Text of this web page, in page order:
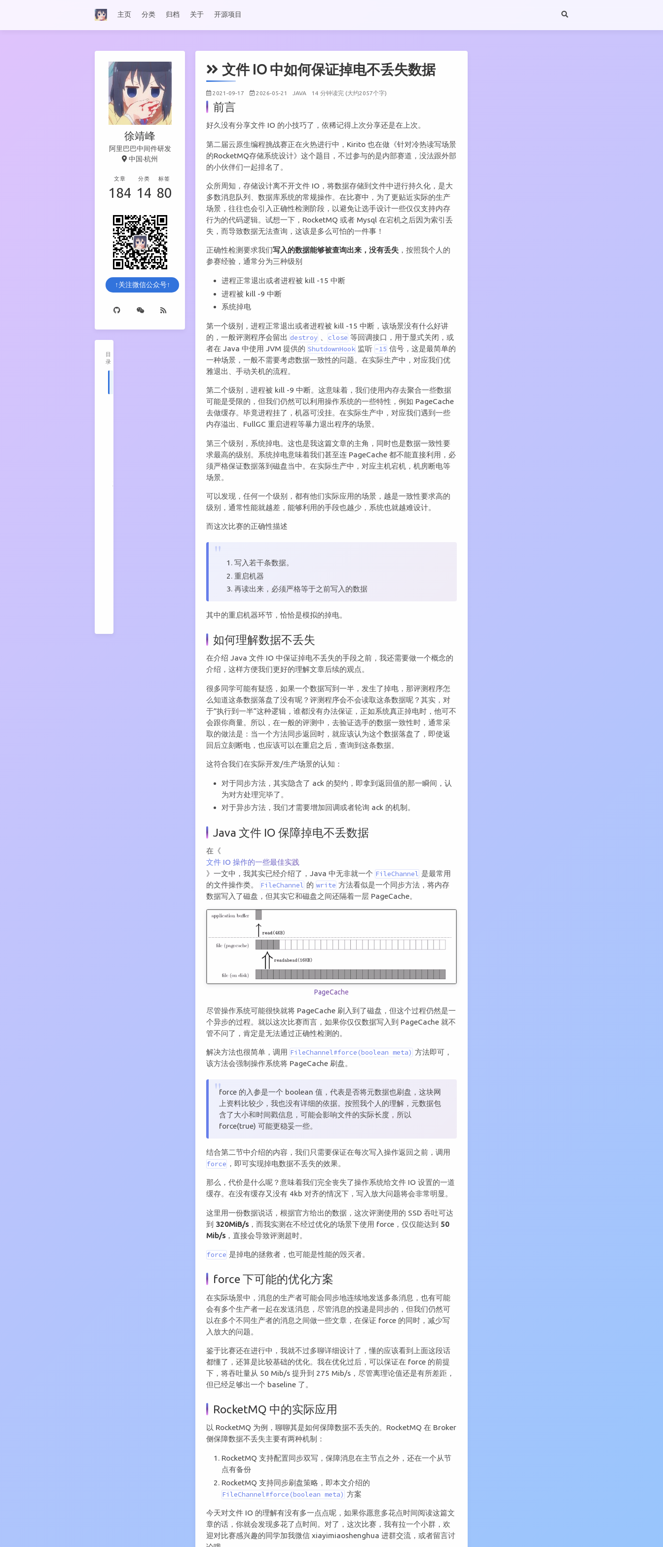
主页 分类 归档 关于 开源项目
文件 IO 中如何保证掉电不丢失数据
2021-09-17 2026-05-21 JAVA 14 分钟读完 (大约2057个字)
前言
好久没有分享文件 IO 的小技巧了，依稀记得上次分享还是在上次。
第二届云原生编程挑战赛正在火热进行中，Kirito 也在做《针对冷热读写场景
的RocketMQ存储系统设计》这个题目，不过参与的是内部赛道，没法跟外部
的小伙伴们一起排名了。
众所周知，存储设计离不开文件 IO，将数据存储到文件中进行持久化，是大
多数消息队列、数据库系统的常规操作。在比赛中，为了更贴近实际的生产
场景，往往也会引入正确性检测阶段，以避免让选手设计一些仅仅支持内存
行为的代码逻辑。试想一下，RocketMQ 或者 Mysql 在宕机之后因为索引丢
失，而导致数据无法查询，这该是多么可怕的一件事！
正确性检测要求我们写入的数据能够被查询出来，没有丢失 ，按照我个人的
参赛经验，通常分为三种级别
进程正常退出或者进程被 kill -15 中断
进程被 kill -9 中断
系统掉电
第一个级别，进程正常退出或者进程被 kill -15 中断，该场景没有什么好讲
的，一般评测程序会留出 destroy close 等回调接口，用于显式关闭，或
者在 Java 中使用 JVM 提供的 ShutdownHook 监听 -15 信号，这是最简单的
一种场景，一般不需要考虑数据一致性的问题。在实际生产中，对应我们优
雅退出、手动关机的流程。
第二个级别，进程被 kill -9 中断。这意味着，我们使用内存去聚合一些数据
可能是受限的，但我们仍然可以利用操作系统的一些特性，例如 PageCache
去做缓存。毕竟进程挂了，机器可没挂。在实际生产中，对应我们遇到一些
内存溢出、FullGC 重启进程等暴力退出程序的场景。
第三个级别，系统掉电。这也是我这篇文章的主角，同时也是数据一致性要
求最高的级别。系统掉电意味着我们甚至连 PageCache 都不能直接利用，必
须严格保证数据落到磁盘当中。在实际生产中，对应主机宕机，机房断电等
场景。
可以发现，任何一个级别，都有他们实际应用的场景，越是一致性要求高的
级别，通常性能就越差，能够利用的手段也越少，系统也就越难设计。
而这次比赛的正确性描述
写入若干条数据。
重启机器
再读出来，必须严格等于之前写入的数据
其中的重启机器环节，恰恰是模拟的掉电。
如何理解数据不丢失
在介绍 Java 文件 IO 中保证掉电不丢失的手段之前，我还需要做一个概念的
介绍，这样方便我们更好的理解文章后续的观点。
很多同学可能有疑惑，如果一个数据写到一半，发生了掉电，那评测程序怎
么知道这条数据落盘了没有呢？评测程序会不会读取这条数据呢？其实，对
于”执行到一半“这种逻辑，谁都没有办法保证，正如系统真正掉电时，他可不
会跟你商量。所以，在一般的评测中，去验证选手的数据一致性时，通常采
取的做法是：当一个方法同步返回时，就应该认为这个数据落盘了，即使返
回后立刻断电，也应该可以在重启之后，查询到这条数据。
这符合我们在实际开发/生产场景的认知：
对于同步方法，其实隐含了 ack 的契约，即拿到返回值的那一瞬间，认
为对方处理完毕了。
对于异步方法，我们才需要增加回调或者轮询 ack 的机制。
Java 文件 IO 保障掉电不丢数据
在《
文件 IO 操作的一些最佳实践
》一文中，我其实已经介绍了，Java 中无非就一个 FileChannel 是最常用
的文件操作类。 FileChannel 的 write 方法看似是一个同步方法，将内存
数据写入了磁盘，但其实它和磁盘之间还隔着一层 PageCache。
PageCache
尽管操作系统可能很快就将 PageCache 刷入到了磁盘，但这个过程仍然是一
个异步的过程。就以这次比赛而言，如果你仅仅数据写入到 PageCache 就不
管不问了，肯定是无法通过正确性检测的。
解决方法也很简单，调用 FileChannel#force(boolean meta) 方法即可，
该方法会强制操作系统将 PageCache 刷盘。
force 的入参是一个 boolean 值，代表是否将元数据也刷盘，这块网
上资料比较少，我也没有详细的依据。按照我个人的理解，元数据包
含了大小和时间戳信息，可能会影响文件的实际长度，所以
force(true) 可能更稳妥一些。
结合第二节中介绍的内容，我们只需要保证在每次写入操作返回之前，调用
force ，即可实现掉电数据不丢失的效果。
那么，代价是什么呢？意味着我们完全丧失了操作系统给文件 IO 设置的一道
缓存。在没有缓存又没有 4kb 对齐的情况下，写入放大问题将会非常明显。
这里用一份数据说话，根据官方给出的数据，这次评测使用的 SSD 吞吐可达
到 320MiB/s ，而我实测在不经过优化的场景下使用 force，仅仅能达到 50
Mib/s ，直接会导致评测超时。
force 是掉电的拯救者，也可能是性能的毁灭者。
force 下可能的优化方案
在实际场景中，消息的生产者可能会同步地连续地发送多条消息，也有可能
会有多个生产者一起在发送消息，尽管消息的投递是同步的，但我们仍然可
以在多个不同生产者的消息之间做一些文章，在保证 force 的同时，减少写
入放大的问题。
鉴于比赛还在进行中，我就不过多聊详细设计了，懂的应该看到上面这段话
都懂了，还算是比较基础的优化。我在优化过后，可以保证在 force 的前提
下，将吞吐量从 50 Mib/s 提升到 275 Mib/s，尽管离理论值还是有所差距，
但已经足够出一个 baseline 了。
RocketMQ 中的实际应用
以 RocketMQ 为例，聊聊其是如何保障数据不丢失的。RocketMQ 在 Broker
侧保障数据不丢失主要有两种机制：
RocketMQ 支持配置同步双写，保障消息在主节点之外，还在一个从节
点有备份
RocketMQ 支持同步刷盘策略，即本文介绍的
FileChannel#force(boolean meta) 方案
今天对文件 IO 的理解有没有多一点点呢，如果你愿意多花点时间阅读这篇文
章的话，你就会发现多花了点时间。对了，这次比赛，我有拉一个小群，欢
迎对比赛感兴趣的同学加我微信 xiayimiaoshenghua 进群交流，或者留言讨
徐靖峰
阿里巴巴中间件研发
中国·杭州
文章
184
分类
14
标签
80
↑关注微信公众号↑
目
录
3